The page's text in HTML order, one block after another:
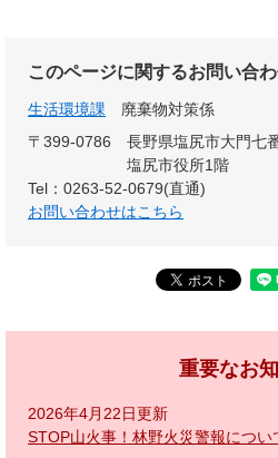
このページに関するお問い合
生活環境課
廃棄物対策係
〒399-0786
長野県塩尻市大門七
塩尻市役所1階
Tel：0263-52-0679(直通)
お問い合わせはこちら
重要なお
2026年4月22日更新
STOP山火事！林野火災警報につい